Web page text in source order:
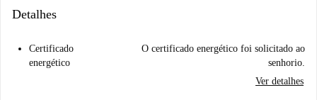
Detalhes
Certificado
energético
O certificado energético foi solicitado ao
senhorio.
Ver detalhes